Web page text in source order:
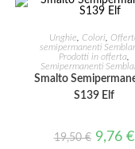
IN OFFERTA!
AGGIUNGI AL
Unghie Colori
semipermanenti
Prodotti in offerta,
Semipermanenti
Smalto
S139 Elf
19,50€ 9,76 €